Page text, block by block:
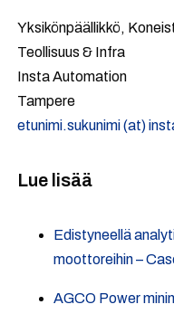
Yksikönpäällikkö,
Teollisuus & Infra
Insta Automation
Tampere
etunimi.sukunimi (at)
Lue lisää
Edistyneellä
moottoreihin –
AGCO Power